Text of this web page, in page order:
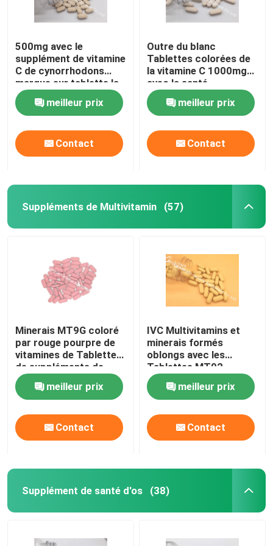
500mg avec le
supplément de vitamine
C de cynorrhodons
marque sur tablette la
protection
antioxydante CTDA de
santé immunisée
meilleur prix
Contact
Outre du blanc
Tablettes colorées de
la vitamine C 1000mg
avec la santé
immunisée CT1D de
Tablette des
cynorrhodons 30mg
meilleur prix
Contact
Suppléments de Multivitamin (57)
Minerais MT9G coloré
par rouge pourpre de
vitamines de Tablette
de suppléments de
Multivitamin
meilleur prix
Contact
IVC Multivitamins et
minerais formés
oblongs avec les
Tablettes MT92
d'Acerola
meilleur prix
Contact
Supplément de santé d'os (38)